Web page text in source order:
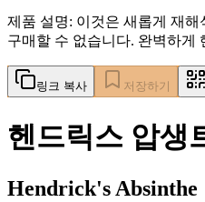
제품 설명: 이것은 새롭게 재해
구매할 수 없습니다. 완벽하게
링크 복사 저장하기
헨드릭스 압생
Hendrick's Absinthe